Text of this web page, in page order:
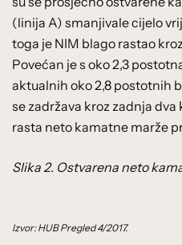
(linija A) smanjivale cijelo
toga je NIM blago rastao
Povećan je s oko 2,3
aktualnih oko 2,8 postotnih
se zadržava kroz zadnja
rasta neto kamatne marže
Slika 2. Ostvarena neto
Izvor: HUB Pregled 4/2017.